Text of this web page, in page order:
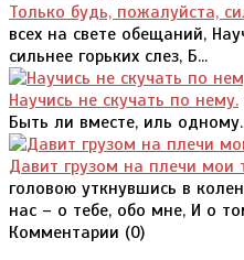
Только будь, пожалуйста,
всех на свете обещаний,
сильнее горьких слез, Б...
Научись не скучать по нему.
Быть ли вместе, иль
Давит грузом на плечи мои
головою уткнувшись в
нас – о тебе, обо мне, И о
Комментарии (0)